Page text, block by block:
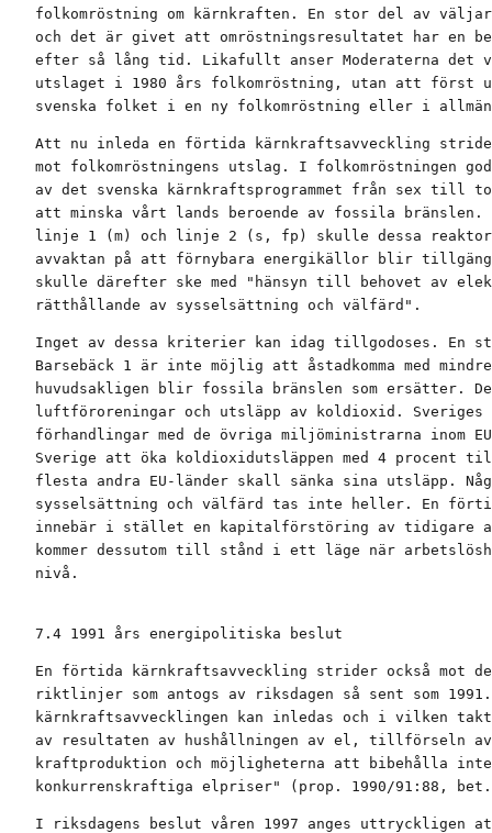
folkomröstning om kärnkraften. En stor del av
och det är givet att omröstningsresultatet har en
efter så lång tid. Likafullt anser Moderaterna det
utslaget i 1980 års folkomröstning, utan att först
svenska folket i en ny folkomröstning eller i
Att nu inleda en förtida kärnkraftsavveckling
mot folkomröstningens utslag. I folkomröstningen
av det svenska kärnkraftsprogrammet från sex
att minska vårt lands beroende av fossila
linje 1 (m) och linje 2 (s, fp) skulle dessa
avvaktan på att förnybara energikällor blir
skulle därefter ske med "hänsyn till behovet av
rätthållande av sysselsättning och välfärd".
Inget av dessa kriterier kan idag tillgodoses. En
Barsebäck 1 är inte möjlig att åstadkomma med
huvudsakligen blir fossila bränslen som
luftföroreningar och utsläpp av koldioxid.
förhandlingar med de övriga miljöministrarna inom
Sverige att öka koldioxidutsläppen med 4 procent
flesta andra EU-länder skall sänka sina utsläpp.
sysselsättning och välfärd tas inte heller. En
innebär i stället en kapitalförstöring av tidigare
kommer dessutom till stånd i ett läge när
nivå.
7.4 1991 års energipolitiska beslut
En förtida kärnkraftsavveckling strider också mot
riktlinjer som antogs av riksdagen så sent som
kärnkraftsavvecklingen kan inledas och i vilken takt
av resultaten av hushållningen av el, tillförseln
kraftproduktion och möjligheterna att bibehålla
konkurrenskraftiga elpriser" (prop. 1990/91:88, bet.
I riksdagens beslut våren 1997 anges uttryckligen